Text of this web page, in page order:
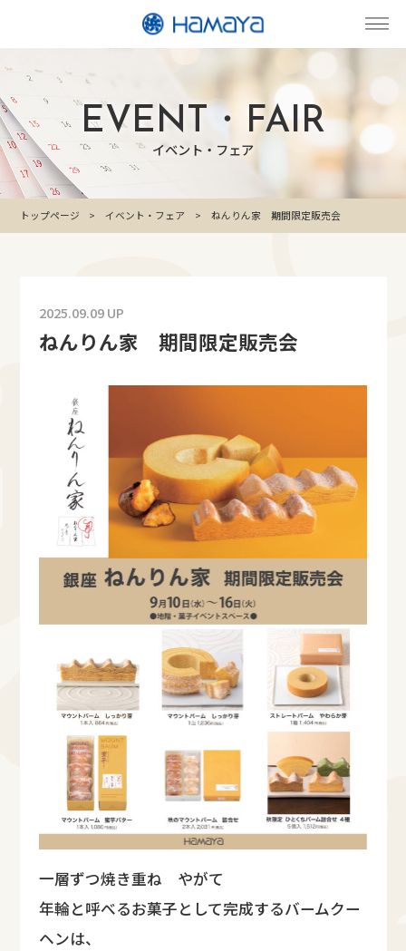
EVENT・FAIR
イベント・フェア
トップページ イベント・フェア ねんりん家 期間限定販売会
2025.09.09 UP
ねんりん家 期間限定販売会
一層ずつ焼き重ね やがて
年輪と呼べるお菓子として完成するバームクー
ヘンは、